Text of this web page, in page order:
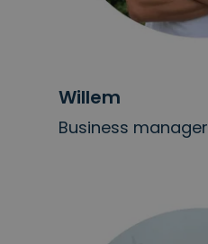
Willem
Business manager